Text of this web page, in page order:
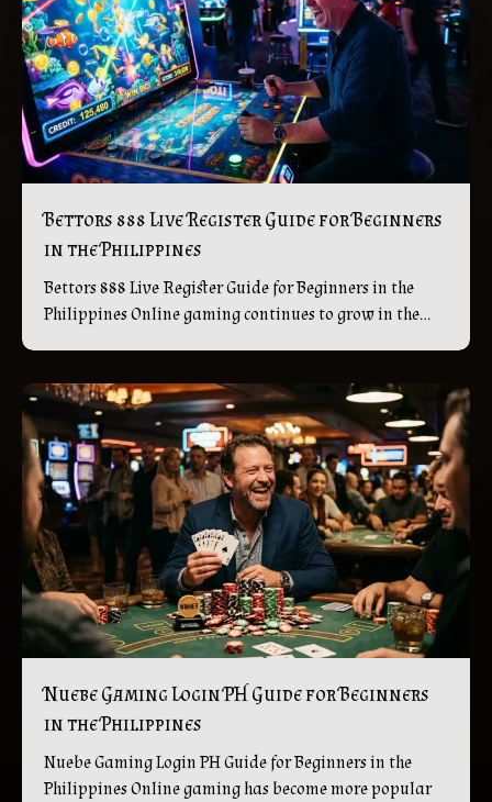
Bettors 888 Live Register Guide for Beginners
in the Philippines
Bettors 888 Live Register Guide for Beginners in the
Philippines Online gaming continues to grow in the...
Nuebe Gaming Login PH Guide for Beginners
in the Philippines
Nuebe Gaming Login PH Guide for Beginners in the
Philippines Online gaming has become more popular